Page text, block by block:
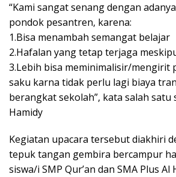
“Kami sangat senang dengan
pondok pesantren, karena:
1.Bisa menambah semangat belajar
2.Hafalan yang tetap terjaga
3.Lebih bisa meminimalisir/mengirit
saku karna tidak perlu lagi biaya
berangkat sekolah”, kata salah satu
Hamidy
Kegiatan upacara tersebut diakhiri
tepuk tangan gembira bercampur
siswa/i SMP Qur’an dan SMA Plus Al